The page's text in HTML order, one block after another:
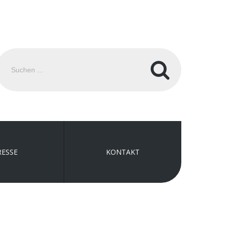
KONTAKT